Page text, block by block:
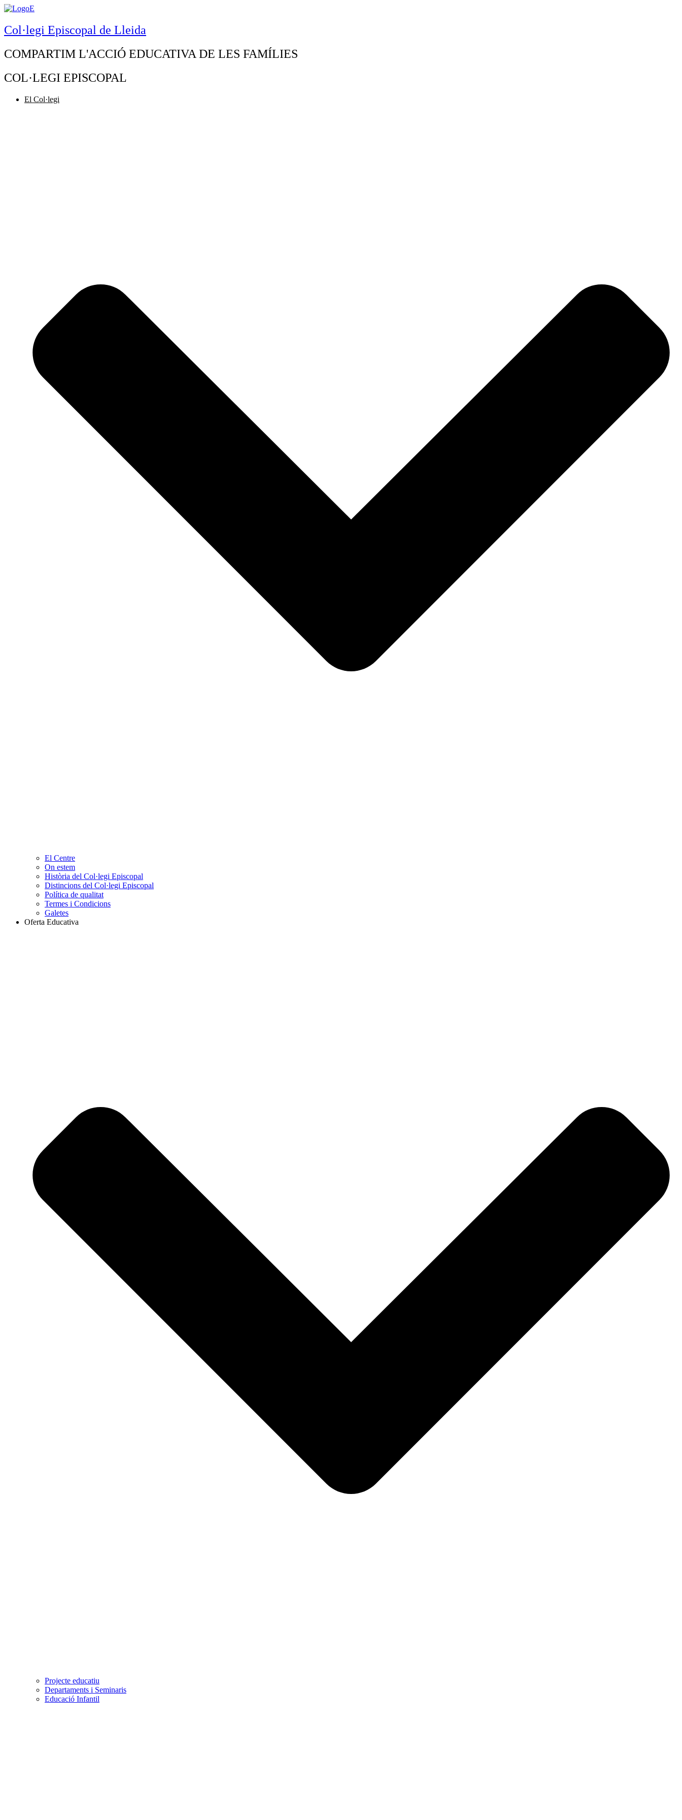
Col·legi Episcopal de Lleida
COMPARTIM L'ACCIÓ EDUCATIVA DE LES FAMÍLIES
COL·LEGI EPISCOPAL
El Col·legi
El Centre
On estem
Història del Col·legi Episcopal
Distincions del Col·legi Episcopal
Política de qualitat
Termes i Condicions
Galetes
Oferta Educativa
Projecte educatiu
Departaments i Seminaris
Educació Infantil